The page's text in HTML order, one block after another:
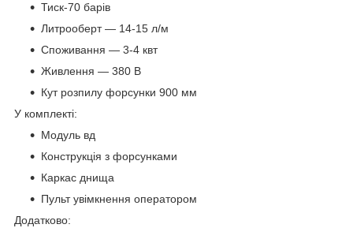
Тиск-70 барів
Литрооберт — 14-15 л/м
Споживання — 3-4 квт
Живлення — 380 В
Кут розпилу форсунки 900 мм
У комплекті:
Модуль вд
Конструкція з форсунками
Каркас днища
Пульт увімкнення оператором
Додатково: